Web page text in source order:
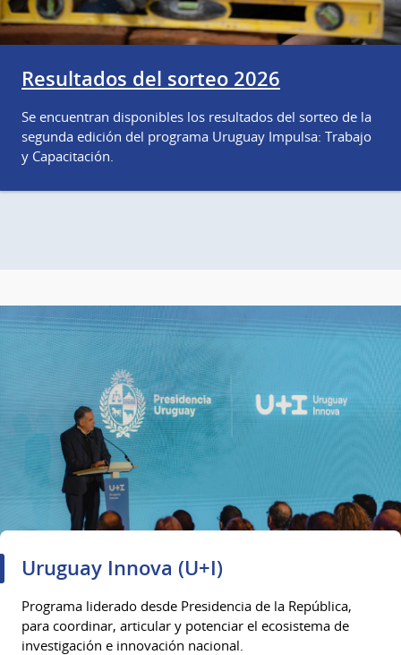
Resultados del sorteo 2026
Se encuentran disponibles los resultados del sorteo de la
segunda edición del programa Uruguay Impulsa: Trabajo
y Capacitación.
Uruguay Innova (U+I)
Programa liderado desde Presidencia de la República,
para coordinar, articular y potenciar el ecosistema de
investigación e innovación nacional.